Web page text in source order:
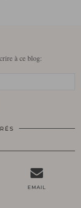
à ce blog:
EMAIL